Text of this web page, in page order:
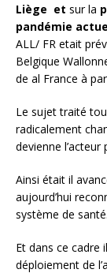
Liège et sur la
pandémie
ALL/ FR etait
Belgique
de al France à
Le sujet traité
radicalement
devienne
Ainsi était il
aujourd’hui
système de santé.
Et dans ce cadre
déploiement de